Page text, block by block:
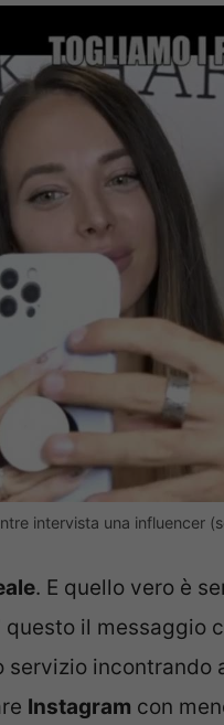
intervista una influencer
. E quello vero è
questo il messaggio
servizio incontrando
Instagram con